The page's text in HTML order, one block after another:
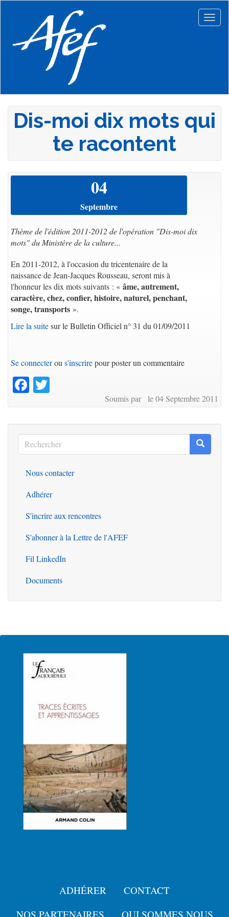
principal
Dis-moi dix mots qui
te racontent
04
Septembre
Thème de l'édition 2011-2012 de l'opération "Dis-moi dix
mots" du Ministère de la culture...
En 2011-2012, à l'occasion du tricentenaire de la
naissance de Jean-Jacques Rousseau, seront mis à
l'honneur les dix mots suivants : « âme, autrement,
caractère, chez, confier, histoire, naturel, penchant,
songe, transports ».
Lire la suitesur le Bulletin Officiel n° 31 du 01/09/2011
Se connecterou s'inscrirepour poster un commentaire
Facebook
Soumis par le 04 Septembre 2011
Rechercher
Rechercher
Outils
Nous contacter
Adhérer
S'incrire aux rencontres
S'abonner à la Lettre de l'AFEF
Fil LinkedIn
Documents
ADHÉRER
CONTACT
NOS PARTENAIRES
QUI SOMMES NOUS